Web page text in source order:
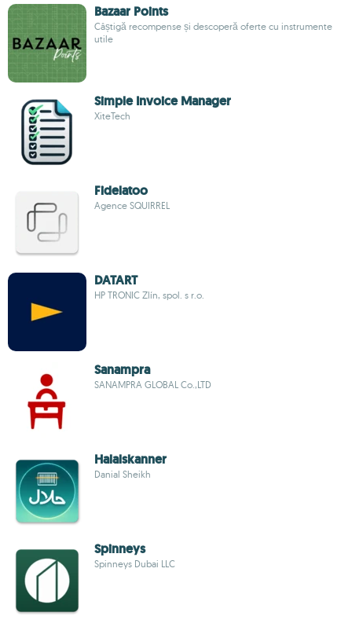
Bazaar Points
Câștigă recompense și descoperă oferte cu instrumente
utile
Simple Invoice Manager
XiteTech
Fidelatoo
Agence SQUIRREL
DATART
HP TRONIC Zlín, spol. s r.o.
Sanampra
SANAMPRA GLOBAL Co.,LTD
Halalskanner
Danial Sheikh
Spinneys
Spinneys Dubai LLC